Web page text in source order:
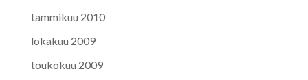
tammikuu 2010
lokakuu 2009
toukokuu 2009